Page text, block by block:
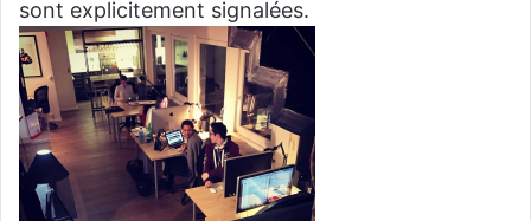
sont explicitement signalées.